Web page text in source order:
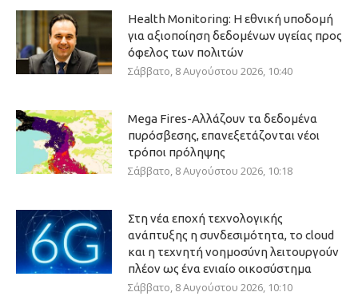
Health Monitoring: Η εθνική υποδομή
για αξιοποίηση δεδομένων υγείας προς
όφελος των πολιτών
Σάββατο, 8 Αυγούστου 2026, 10:40
Mega Fires-Αλλάζουν τα δεδομένα
πυρόσβεσης, επανεξετάζονται νέοι
τρόποι πρόληψης
Σάββατο, 8 Αυγούστου 2026, 10:18
Στη νέα εποχή τεχνολογικής
ανάπτυξης η συνδεσιμότητα, το cloud
και η τεχνητή νοημοσύνη λειτουργούν
πλέον ως ένα ενιαίο οικοσύστημα
Σάββατο, 8 Αυγούστου 2026, 10:10